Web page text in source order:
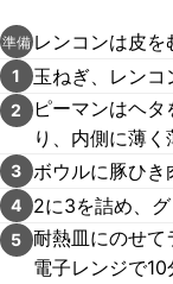
準備 レンコンは皮を
1 玉ねぎ、レンコ
2
ピーマンはヘ
り、内側に薄く
3 ボウルに豚ひき
4 2に3を詰め、グ
5 耐熱皿にのせ
電子レンジで